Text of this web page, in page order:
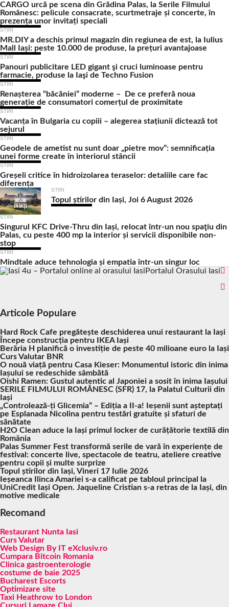
CARGO urcă pe scena din Grădina Palas, la Serile Filmului
Românesc: pelicule consacrate, scurtmetraje și concerte, în
prezența unor invitați speciali
STIRI
MR.DIY a deschis primul magazin din regiunea de est, la Iulius
Mall Iași: peste 10.000 de produse, la prețuri avantajoase
STIRI
Panouri publicitare LED gigant şi cruci luminoase pentru
farmacie, produse la Iaşi de Techno Fusion
STIRI
Renașterea “băcăniei” moderne – De ce preferă noua
generație de consumatori comerțul de proximitate
STIRI
Vacanța în Bulgaria cu copiii – alegerea stațiunii dictează tot
sejurul
STIRI
Geodele de ametist nu sunt doar „pietre mov”: semnificația
unei forme create în interiorul stâncii
STIRI
Greșeli critice în hidroizolarea teraselor: detaliile care fac
diferența
STIRI
Topul știrilor din Iași, Joi 6 August 2026
STIRI
Singurul KFC Drive-Thru din Iași, relocat într-un nou spaţiu din
Palas, cu peste 400 mp la interior și servicii disponibile non-
stop
STIRI
Mindtale aduce tehnologia și empatia într-un singur loc
Portalul Orasului Iasi
Articole Populare
Hard Rock Cafe pregătește deschiderea unui restaurant la Iași
Începe construcția pentru IKEA Iași
Berăria H planifică o investiție de peste 40 milioane euro la Iași
Curs Valutar BNR
O nouă viață pentru Casa Kieser: Monumentul istoric din inima
Iașului se redeschide sâmbătă
Oishi Ramen: Gustul autentic al Japoniei a sosit în inima Iașului
SERILE FILMULUI ROMÂNESC (SFR) 17, la Palatul Culturii din
Iași
„Controlează-ți Glicemia” – Ediția a II-a! Ieșenii sunt așteptați
pe Esplanada Nicolina pentru testări gratuite și sfaturi de
sănătate
H2O Clean aduce la Iași primul locker de curățătorie textilă din
România
Palas Summer Fest transformă serile de vară în experiențe de
festival: concerte live, spectacole de teatru, ateliere creative
pentru copii și multe surprize
Topul știrilor din Iași, Vineri 17 Iulie 2026
Ieșeanca Ilinca Amariei s-a calificat pe tabloul principal la
UniCredit Iași Open. Jaqueline Cristian s-a retras de la Iași, din
motive medicale
Recomand
Restaurant Nunta Iasi
Curs Valutar
Web Design By IT eXclusiv.ro
Cumpara Bitcoin Romania
Clinica gastroenterologie
costume de baie 2025
Bucharest Escorts
Optimizare site
Taxi Heathrow to London